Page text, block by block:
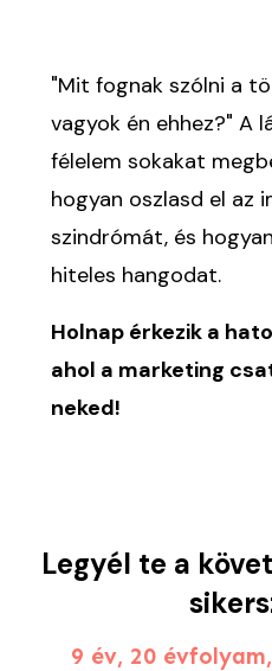
"Mit fognak szólni a
vagyok én ehhez?" A
félelem sokakat
hogyan oszlasd el az
szindrómát, és
hiteles hangodat.
Holnap érkezik a
ahol a marketing
neked!
Legyél te a
9 év, 20